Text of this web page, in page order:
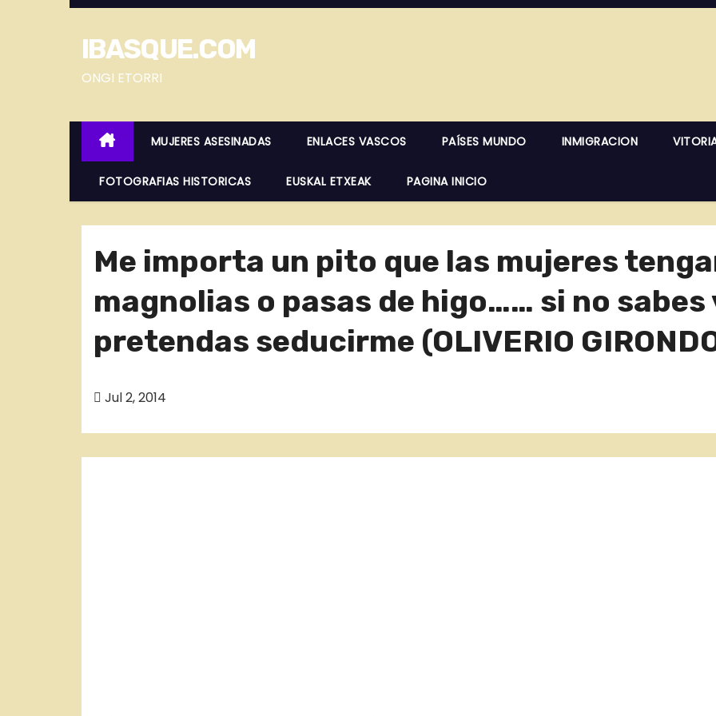
S
r
IBASQUE.COM
ONGI ETORRI
MUJERES ASESINADAS ENLACES VASCOS PAÍSES MUNDO INMIGRACION
FOTOGRAFIAS HISTORICAS EUSKAL ETXEAK PAGINA INICIO
Me importa un pito que las mujeres
magnolias o pasas de higo…… si no sabes
pretendas seducirme (OLIVERIO
Jul 2, 2014